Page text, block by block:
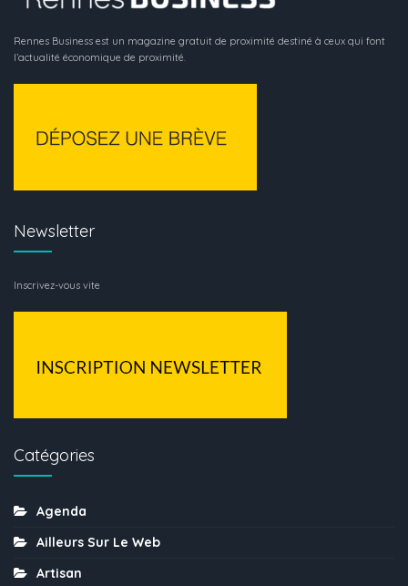
Rennes Business est un magazine gratuit de proximité destiné à ceux qui font
l’actualité économique de proximité.
Newsletter
Inscrivez-vous vite
Catégories
Agenda
Ailleurs Sur Le Web
Artisan